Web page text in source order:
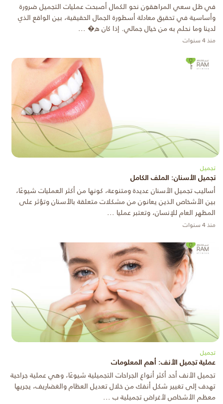
في ظل سعي المراهقون نحو الكمال أصبحت عمليات التجميل ضرورة
وأساسية في تحقيق معادلة أسطورة الجمال الحقيقية، بين الواقع الذي
لدينا وما نحلم به من خيال جمالي. إذا كان ه� ...
منذ 4 سنوات
تجميل
تجميل الأسنان: الملف الكامل
أساليب تجميل الأسنان عديدة ومتنوعة، كونها من أكثر العمليات شيوعًا،
بين الأشخاص الذين يعانون من مشكلات متعلقة بالأسنان وتؤثر على
المظهر العام للإنسان، وتعتبر عمليا ...
منذ 4 سنوات
تجميل
عملية تجميل الأنف: أهم المعلومات
تجميل الأنف أحد أكثر أنواع الجراحات التجميلية شيوعًا، وهي عملية جراحية
تهدف إلى تغيير شكل أنفك من خلال تعديل العظام والغضاريف، يجريها
معظم الأشخاص لأغراض تجميلية ب ...